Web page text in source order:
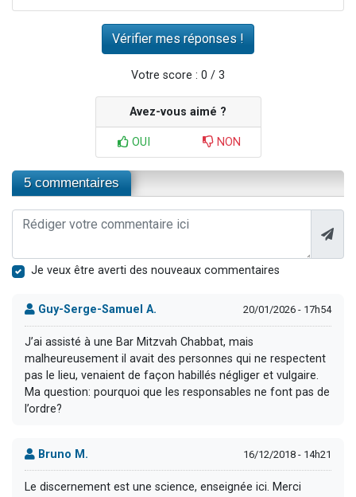
Votre score : 0 / 3
Avez-vous aimé ?
OUI NON
5 commentaires
Je veux être averti des nouveaux commentaires
Guy-Serge-Samuel A. 20/01/2026 - 17h54
J’ai assisté à une Bar Mitzvah Chabbat, mais
malheureusement il avait des personnes qui ne respectent
pas le lieu, venaient de façon habillés négliger et vulgaire.
Ma question: pourquoi que les responsables ne font pas de
l’ordre?
Bruno M. 16/12/2018 - 14h21
Le discernement est une science, enseignée ici. Merci